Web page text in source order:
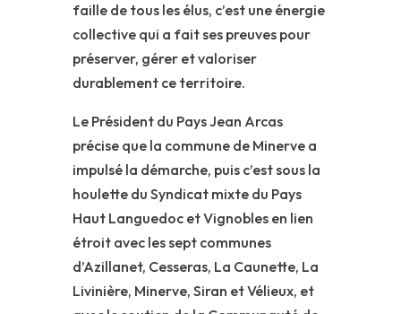
faille de tous les élus, c’est une énergie
collective qui a fait ses preuves pour
préserver, gérer et valoriser
durablement ce territoire.
Le Président du Pays Jean Arcas
précise que la commune de Minerve a
impulsé la démarche, puis c’est sous la
houlette du Syndicat mixte du Pays
Haut Languedoc et Vignobles en lien
étroit avec les sept communes
d’Azillanet, Cesseras, La Caunette, La
Livinière, Minerve, Siran et Vélieux, et